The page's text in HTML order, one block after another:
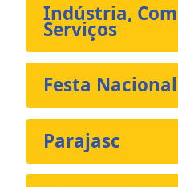
Indústria,
Serviços
Festa
Parajasc